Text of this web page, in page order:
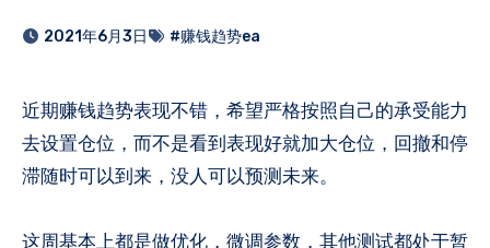
2021年6月3日 #赚钱趋势ea
近期赚钱趋势表现不错，希望严格按照自己的承受能力
去设置仓位，而不是看到表现好就加大仓位，回撤和停
滞随时可以到来，没人可以预测未来。
这周基本上都是做优化，微调参数，其他测试都处于暂